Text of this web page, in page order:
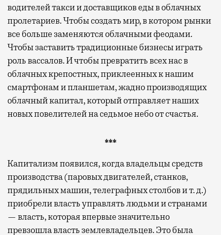
водителей такси и доставщиков еды в облачных
пролетариев. Чтобы создать мир, в котором рынки
все больше заменяются облачными феодами.
Чтобы заставить традиционные бизнесы играть
роль вассалов. И чтобы превратить всех нас в
облачных крепостных, приклеенных к нашим
смартфонам и планшетам, жадно производящих
облачный капитал, который отправляет наших
новых повелителей на седьмое небо от счастья.
***
Капитализм появился, когда владельцы средств
производства (паровых двигателей, станков,
прядильных машин, телеграфных столбов и т. д.)
приобрели власть управлять людьми и странами
— власть, которая впервые значительно
превзошла власть землевладельцев. Это была